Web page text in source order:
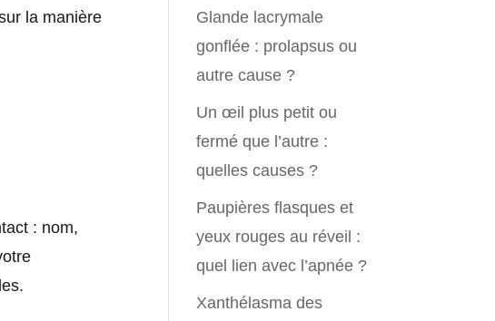
la manière
: nom,
Glande lacrymale
gonflée : prolapsus ou
autre cause ?
Un œil plus petit ou
fermé que l’autre :
quelles causes ?
Paupières flasques et
yeux rouges au réveil :
quel lien avec l’apnée ?
Xanthélasma des